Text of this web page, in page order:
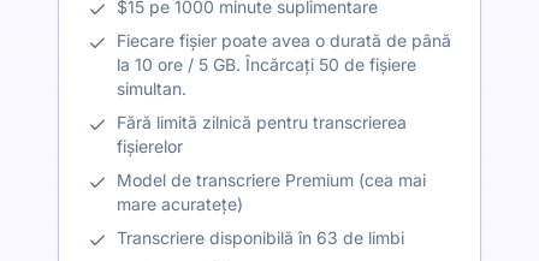
$15 pe 1000 minute suplimentare
Fiecare fișier poate avea o durată de până
la 10 ore / 5 GB. Încărcați 50 de fișiere
simultan.
Fără limită zilnică pentru transcrierea
fișierelor
Model de transcriere Premium (cea mai
mare acuratețe)
Transcriere disponibilă în 63 de limbi